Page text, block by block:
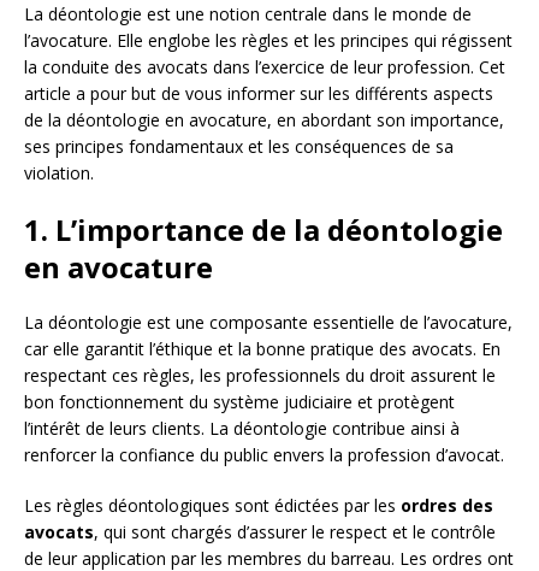
La déontologie est une notion centrale dans le monde de
l’avocature. Elle englobe les règles et les principes qui régissent
la conduite des avocats dans l’exercice de leur profession. Cet
article a pour but de vous informer sur les différents aspects
de la déontologie en avocature, en abordant son importance,
ses principes fondamentaux et les conséquences de sa
violation.
1. L’importance de la déontologie
en avocature
La déontologie est une composante essentielle de l’avocature,
car elle garantit l’éthique et la bonne pratique des avocats. En
respectant ces règles, les professionnels du droit assurent le
bon fonctionnement du système judiciaire et protègent
l’intérêt de leurs clients. La déontologie contribue ainsi à
renforcer la confiance du public envers la profession d’avocat.
Les règles déontologiques sont édictées par les ordres des
avocats, qui sont chargés d’assurer le respect et le contrôle
de leur application par les membres du barreau. Les ordres ont